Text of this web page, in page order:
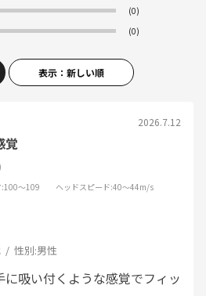
(0)
(0)
表示：新しい順
2026.7.12
覚
:100～109 ヘッドスピード:40～44m/s
性別:男性
吸い付くような感覚でフィッ